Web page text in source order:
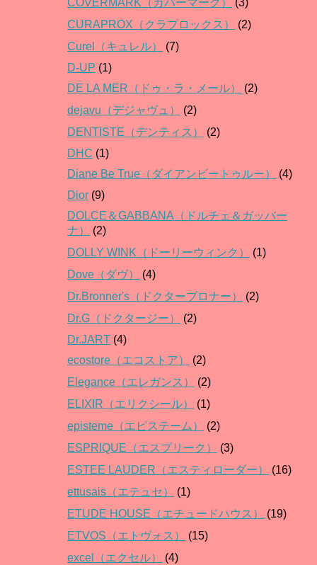
COVERMARK（カバーマーク）
(3)
CURAPROX（クラプロックス）
(2)
Curel（キュレル）
(7)
D-UP (1)
DE LA MER（ドゥ・ラ・メール）
(2)
dejavu（デジャヴュ）
(2)
DENTISTE（デンティス）
(2)
DHC (1)
Diane Be True（ダイアンビートゥルー）
(4)
Dior (9)
DOLCE＆GABBANA（ドルチェ＆ガッバー
ナ）
(2)
DOLLY WINK（ドーリーウィンク）
(1)
Dove（ダヴ）
(4)
Dr.Bronner's（ドクターブロナー）
(2)
Dr.G（ドクタージー）
(2)
Dr.JART (4)
ecostore（エコストア）
(2)
Elegance（エレガンス）
(2)
ELIXIR（エリクシール）
(1)
episteme（エピステーム）
(2)
ESPRIQUE（エスプリーク）
(3)
ESTEE LAUDER（エスティローダー）
(16)
ettusais（エテュセ）
(1)
ETUDE HOUSE（エチュードハウス）
(19)
ETVOS（エトヴォス）
(15)
excel（エクセル）
(4)